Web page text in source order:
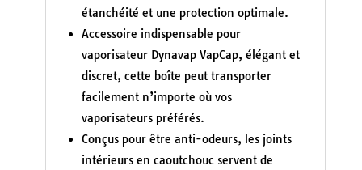
étanchéité et une protection optimale.
Accessoire indispensable pour
vaporisateur Dynavap VapCap, élégant et
discret, cette boîte peut transporter
facilement n’importe où vos
vaporisateurs préférés.
Conçus pour être anti-odeurs, les joints
intérieurs en caoutchouc servent de